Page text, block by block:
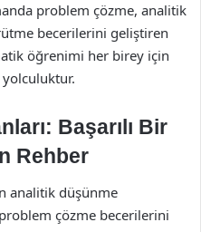
problem çözme, analitik
becerilerini geliştiren
öğrenimi her birey için
Başarılı Bir
Rehber
analitik düşünme
çözme becerilerini